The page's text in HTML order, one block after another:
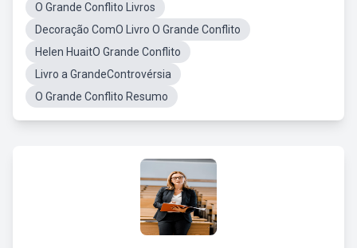
O Grande Conflito Livros
Decoração ComO Livro O Grande Conflito
Helen HuaitO Grande Conflito
Livro a GrandeControvérsia
O Grande Conflito Resumo